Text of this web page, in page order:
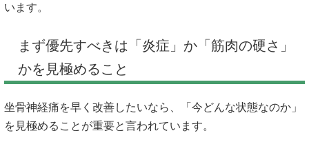
います。
まず優先すべきは「炎症」か「筋肉の硬さ」
かを見極めること
坐骨神経痛を早く改善したいなら、「今どんな状態なのか」
を見極めることが重要と言われています。